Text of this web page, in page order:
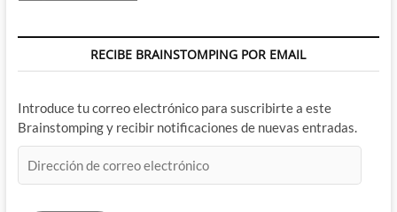
RECIBE BRAINSTOMPING POR EMAIL
Introduce tu correo electrónico para suscribirte a este
Brainstomping y recibir notificaciones de nuevas entradas.
de